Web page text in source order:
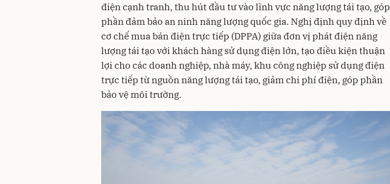
điện cạnh tranh, thu hút đầu tư vào lĩnh vực năng lượng tái tạo, góp
phần đảm bảo an ninh năng lượng quốc gia. Nghị định quy định về
cơ chế mua bán điện trực tiếp (DPPA) giữa đơn vị phát điện năng
lượng tái tạo với khách hàng sử dụng điện lớn, tạo điều kiện thuận
lợi cho các doanh nghiệp, nhà máy, khu công nghiệp sử dụng điện
trực tiếp từ nguồn năng lượng tái tạo, giảm chi phí điện, góp phần
bảo vệ môi trường.